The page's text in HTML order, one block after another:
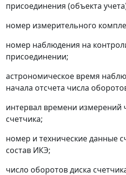
присоединения (объекта
номер измерительного
номер наблюдения на
присоединении;
астрономическое время
начала отсчета числа
интервал времени измерений
счетчика;
номер и технические данные
состав ИКЭ;
число оборотов диска